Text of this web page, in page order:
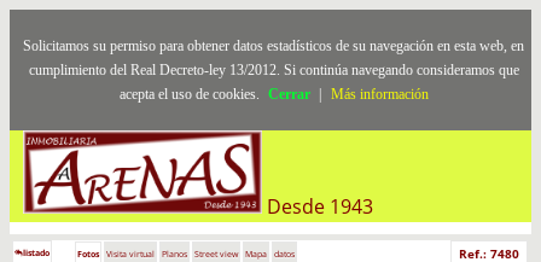
Solicitamos su permiso para obtener datos estadísticos de su navegación en esta web, en
cumplimiento del Real Decreto-ley 13/2012. Si continúa navegando consideramos que
acepta el uso de cookies. Cerrar Más información
Desde 1943
listado Fotos Visita virtual Planos Street view Mapa datos Ref.: 7480